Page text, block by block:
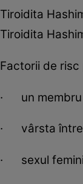
Tiroidita
Tiroidita
Factorii de
· un membru
· vârsta între
· sexul